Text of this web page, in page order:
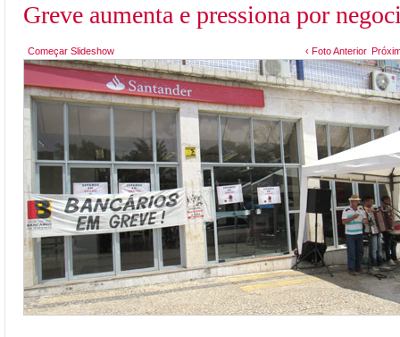
Greve aumenta e pressiona por
Começar Slideshow ‹ Foto Anterior